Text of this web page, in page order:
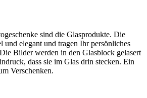
sind die Glasprodukte. Die
und elegant und tragen Ihr persönliches
Bilder werden in den Glasblock gelasert
dass sie im Glas drin stecken. Ein
Verschenken.